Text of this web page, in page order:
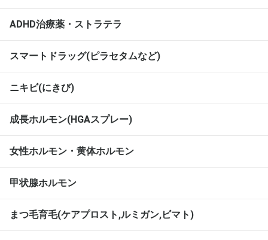
ADHD治療薬・ストラテラ
スマートドラッグ(ピラセタムなど)
ニキビ(にきび)
成長ホルモン(HGAスプレー)
女性ホルモン・黄体ホルモン
甲状腺ホルモン
まつ毛育毛(ケアプロスト,ルミガン,ビマト)